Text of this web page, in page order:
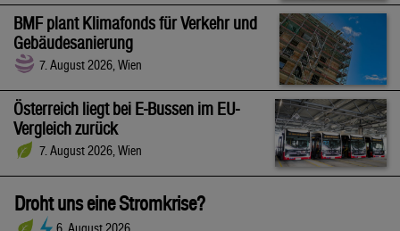
BMF plant Klimafonds für Verkehr und
Gebäudesanierung
7. August 2026, Wien
Österreich liegt bei E-Bussen im EU-
Vergleich zurück
7. August 2026, Wien
Droht uns eine Stromkrise?